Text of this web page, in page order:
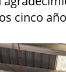
cinco